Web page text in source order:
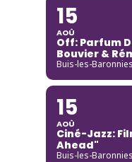
15
AOÛ
Off: Parfum
Bouvier &
Buis-les-Baronnies
15
AOÛ
Ciné-Jazz:
Ahead"
Buis-les-Baronnies